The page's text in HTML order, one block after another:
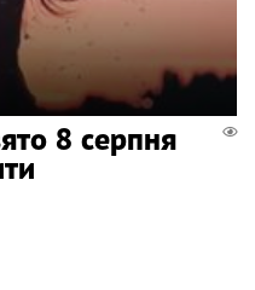
8 серпня